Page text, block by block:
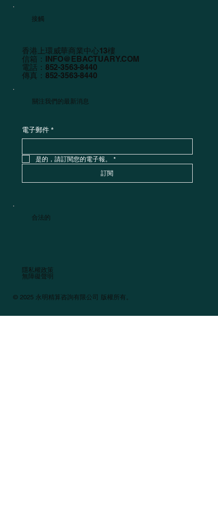
接觸
香港上環威華商業中心13樓
信箱：
INFO@EBACTUARY.COM
電話：852-3563-8440
傳真：852-3563-8440
關注我們的最新消息
電子郵件 *
是的，請訂閱您的電子報。
*
訂閱
合法的
隱私權政策
無障礙聲明
© 2025 永明精算咨詢有限公司 版權所有。